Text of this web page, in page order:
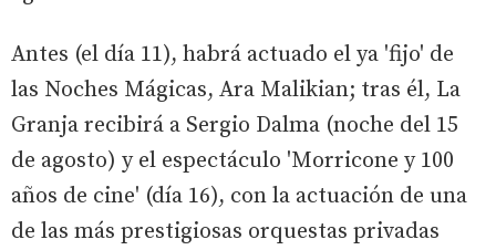
Antes (el día 11), habrá actuado el ya 'fijo' de
las Noches Mágicas, Ara Malikian; tras él, La
Granja recibirá a Sergio Dalma (noche del 15
de agosto) y el espectáculo 'Morricone y 100
años de cine' (día 16), con la actuación de una
de las más prestigiosas orquestas privadas